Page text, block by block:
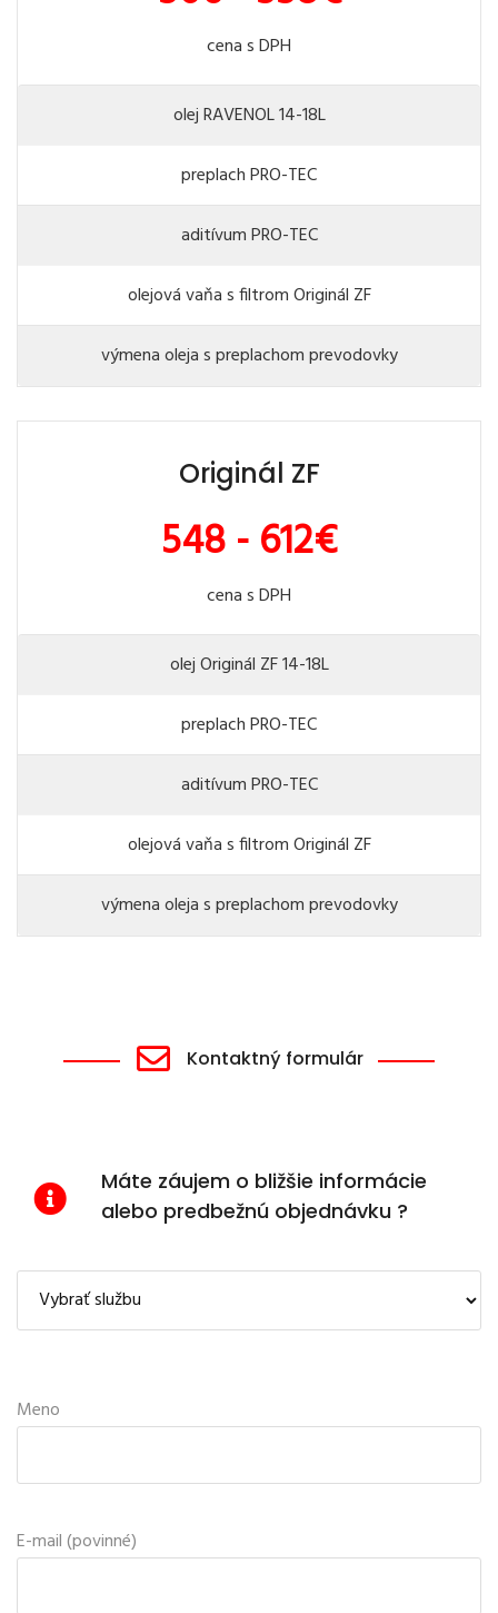
cena s DPH
olej RAVENOL 14-18L
preplach PRO-TEC
aditívum PRO-TEC
olejová vaňa s filtrom Originál ZF
výmena oleja s preplachom prevodovky
Originál ZF
548 - 612€
cena s DPH
olej Originál ZF 14-18L
preplach PRO-TEC
aditívum PRO-TEC
olejová vaňa s filtrom Originál ZF
výmena oleja s preplachom prevodovky
Kontaktný formulár
Máte záujem o bližšie informácie
alebo predbežnú objednávku ?
Meno
E-mail (povinné)